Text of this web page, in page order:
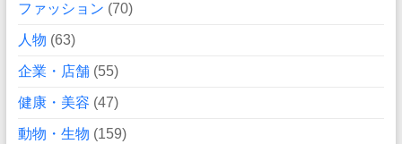
ファッション (70)
人物 (63)
企業・店舗(55)
健康・美容 (47)
動物・生物 (159)